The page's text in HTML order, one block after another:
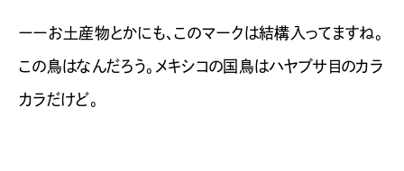
ーーお土産物とかにも、このマークは結構入ってますね。
この鳥はなんだろう。メキシコの国鳥はハヤブサ目のカラ
カラだけど。